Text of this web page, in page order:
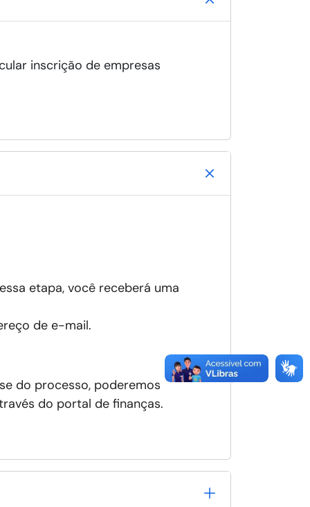
inscrição de empresas
etapa, você receberá uma
de e-mail.
do processo, poderemos
do portal de finanças.